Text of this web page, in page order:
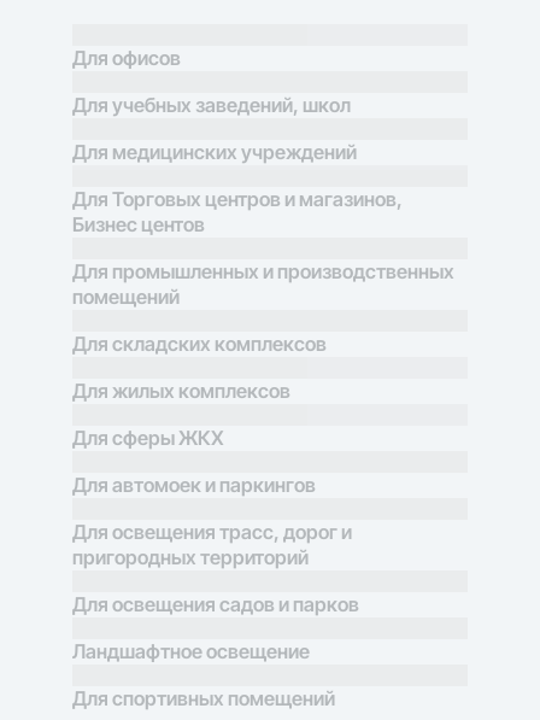
Для офисов
Для учебных заведений, школ
Для медицинских учреждений
Для Торговых центров и магазинов,
Бизнес центов
Для промышленных и производственных
помещений
Для складских комплексов
Для жилых комплексов
Для сферы ЖКХ
Для автомоек и паркингов
Для освещения трасс, дорог и
пригородных территорий
Для освещения садов и парков
Ландшафтное освещение
Для спортивных помещений